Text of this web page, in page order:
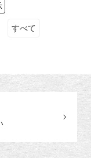
すべて